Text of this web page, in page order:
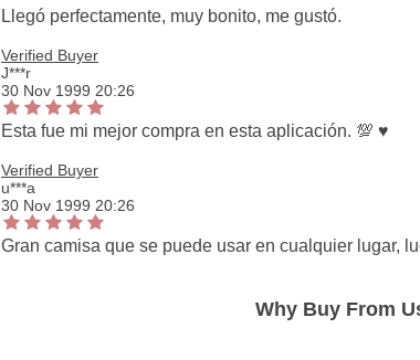
Llegó perfectamente, muy bonito, me gustó.
Verified Buyer
J***r
30 Nov 1999 20:26
Esta fue mi mejor compra en esta aplicación. 💯 ♥️
Verified Buyer
u***a
30 Nov 1999 20:26
Gran camisa que se puede usar en cualquier lugar,
Why Buy From